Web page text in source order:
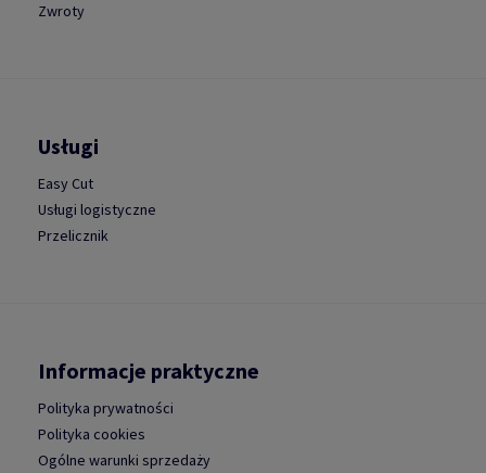
Zwroty
Usługi
Easy Cut
Usługi logistyczne
Przelicznik
Informacje praktyczne
Polityka prywatności
Polityka cookies
Ogólne warunki sprzedaży